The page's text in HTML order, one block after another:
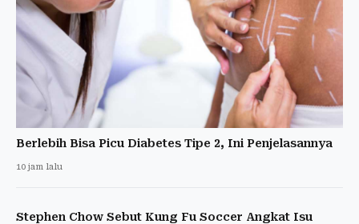
Berlebih Bisa Picu Diabetes Tipe 2, Ini Penjelasannya
10 jam lalu
Stephen Chow Sebut Kung Fu Soccer Angkat Isu